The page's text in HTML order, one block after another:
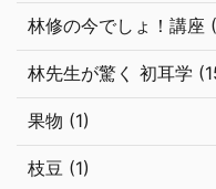
林修の今でしょ！講座
林先生が驚く 初耳学
果物 (1)
枝豆 (1)